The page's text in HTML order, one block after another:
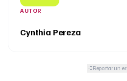
AUTOR
Cynthia Pereza
Reportar un